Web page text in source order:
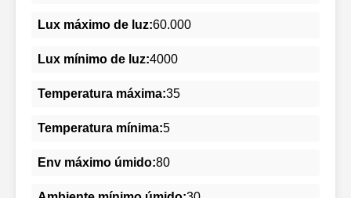
Lux máximo de luz:60.000
Lux mínimo de luz:4000
Temperatura máxima:35
Temperatura mínima:5
Env máximo úmido:80